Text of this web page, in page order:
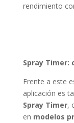
rendimiento
Spray Timer:
Frente a este
aplicación es
Spray Timer,
en modelos